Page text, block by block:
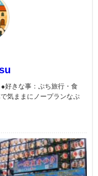
好きな事：ぷち旅行・食
気ままにノープランなぷ